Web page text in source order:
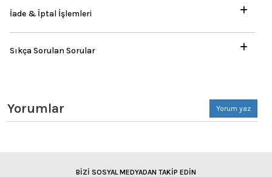
İade & İptal İşlemleri
Sıkça Sorulan Sorular
Yorumlar Yorum yaz
BİZİ SOSYAL MEDYADAN TAKİP EDİN